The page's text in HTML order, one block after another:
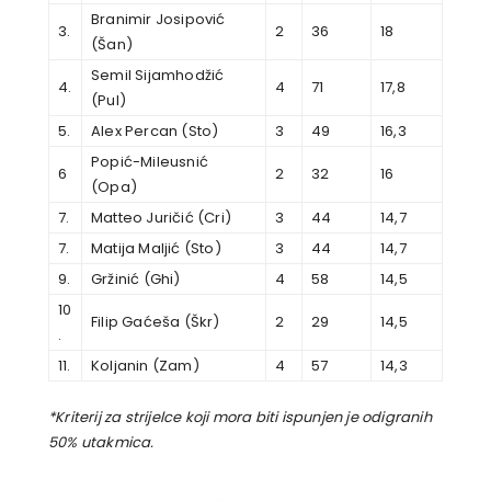
3.
Branimir Josipović
(Šan)
2 36 18
4.
Semil Sijamhodžić
(Pul)
4 71 17,8
5. Alex Percan (Sto) 3 49 16,3
6
Popić-Mileusnić
(Opa)
2 32 16
7. Matteo Juričić (Cri) 3 44
14,7
7.
Matija Maljić (Sto) 3 44
14,7
9.
Gržinić (Ghi) 4 58
14,5
10
.
Filip Gaćeša (Škr) 2 29 14,5
11. Koljanin (Zam) 4 57 14,3
*Kriterij za strijelce koji mora biti ispunjen je odigranih
50% utakmica.